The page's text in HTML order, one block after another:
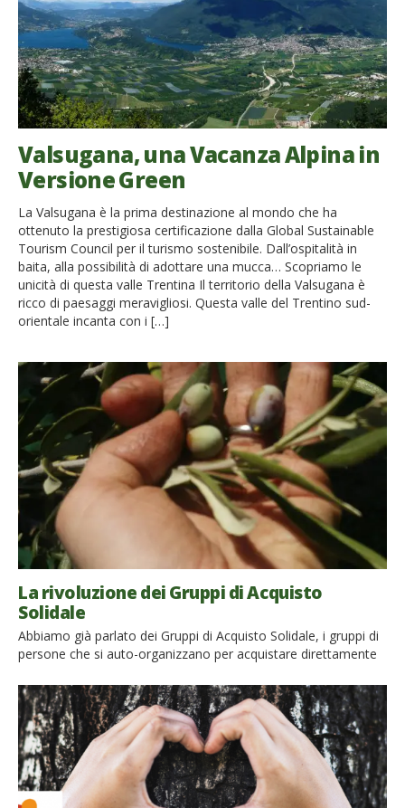
Valsugana, una Vacanza Alpina in
Versione Green
La Valsugana è la prima destinazione al mondo che ha
ottenuto la prestigiosa certificazione dalla Global Sustainable
Tourism Council per il turismo sostenibile. Dall’ospitalità in
baita, alla possibilità di adottare una mucca… Scopriamo le
unicità di questa valle Trentina Il territorio della Valsugana è
ricco di paesaggi meravigliosi. Questa valle del Trentino sud-
orientale incanta con i […]
La rivoluzione dei Gruppi di Acquisto
Solidale
Abbiamo già parlato dei Gruppi di Acquisto Solidale, i gruppi di
persone che si auto-organizzano per acquistare direttamente
attraverso la spesa. La buona notizia è che dal 2008 ad oggi (in
soli 6 anni) i Gas sono aumentati del 400 per cento! A dirlo è
una ricerca di Coldiretti e Censis. In […]